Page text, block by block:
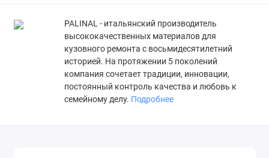
PALINAL - итальянский производитель
высококачественных материалов для
кузовного ремонта с восьмидесятилетний
историей. На протяжении 5 поколений
компания сочетает традиции, инновации,
постоянный контроль качества и любовь к
семейному делу. Подробнее